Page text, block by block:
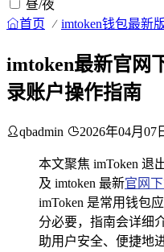
昼/夜
首页 imtoken钱包最新
imtoken最新官网
录账户操作指南
qbadmin 2026年04月07
本文聚焦 imToken 退
及 imtoken 最新官网
imToken 是常用钱包
分必要，指南会详细
助用户安全、便捷地